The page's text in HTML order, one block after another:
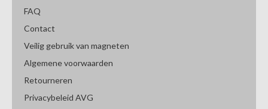
FAQ
Contact
Veilig gebruik van magneten
Algemene voorwaarden
Retourneren
Privacybeleid AVG